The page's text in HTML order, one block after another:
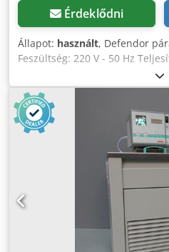
Érdeklődni
Állapot: használt, Defendor
Feszültség: 220 V - 50 Hz
Hatótávolság: akár 1200 m³
levegő mennyisége: 800 m³/
VA